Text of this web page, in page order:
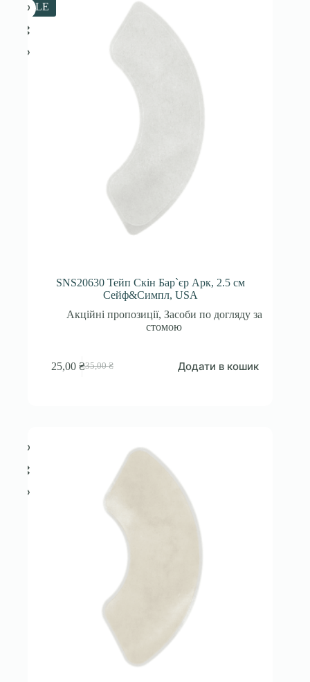
SALE
SNS20630 Тейп Скін Бар`єр Арк, 2.5 см
Сейф&Симпл, USA
Акційні пропозиції, Засоби по догляду за
стомою
35,00₴
Оригінальна
25,00 ₴Поточна
Додати в кошик